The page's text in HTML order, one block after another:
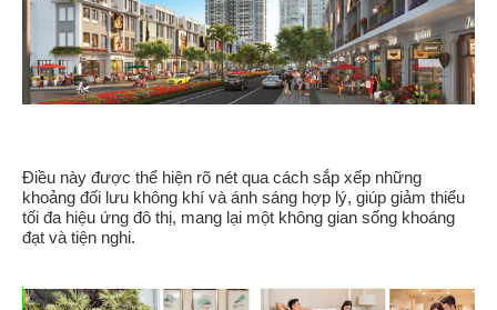
Điều này được thể hiện rõ nét qua cách sắp xếp những
khoảng đối lưu không khí và ánh sáng hợp lý, giúp giảm thiểu
tối đa hiệu ứng đô thị, mang lại một không gian sống khoáng
đạt và tiện nghi.